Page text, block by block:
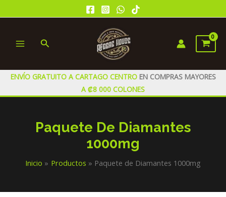
al
MENU
Buscar
ENVÍO GRATUITO A CARTAGO CENTRO EN COMPRAS MAYORES
A ₡8 000 COLONES
Paquete De Diamantes
1000mg
Inicio Productos Paquete de Diamantes 1000mg